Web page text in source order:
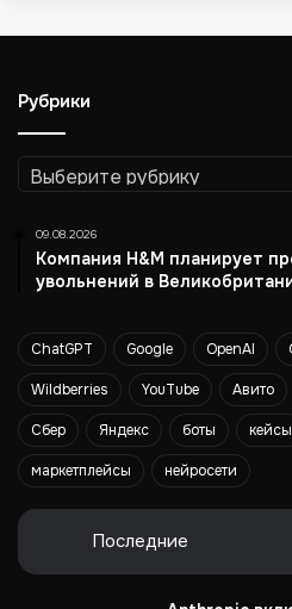
т
в
ы
д
а
Рубрики
Рубрики
09.08.2026
Компания H&M планирует
увольнений в
ChatGPT Google OpenAI
Wildberries YouTube Авито
Сбер Яндекс боты кейсы
маркетплейсы нейросети
Последние